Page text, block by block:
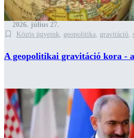
2026. július 27.
Közös ügyeink, geopolitika, gravitáció,
A geopolitikai gravitáció kora - a